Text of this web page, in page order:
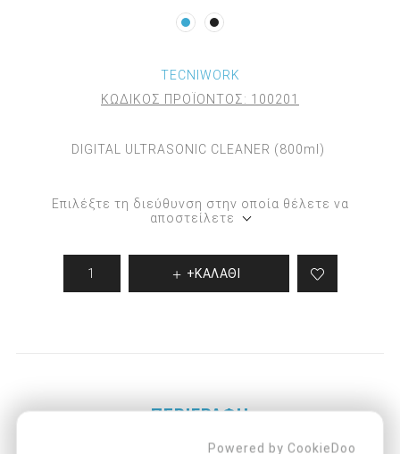
TECNIWORK
ΚΩΔΙΚΟΣ ΠΡΟΪΟΝΤΟΣ: 100201
DIGITAL ULTRASONIC CLEANER (800ml)
Επιλέξτε τη διεύθυνση στην οποία θέλετε να
αποστείλετε
+ΚΑΛΑΘΙ
ΠΕΡΙΓΡΑΦΉ
Powered by CookieDoo